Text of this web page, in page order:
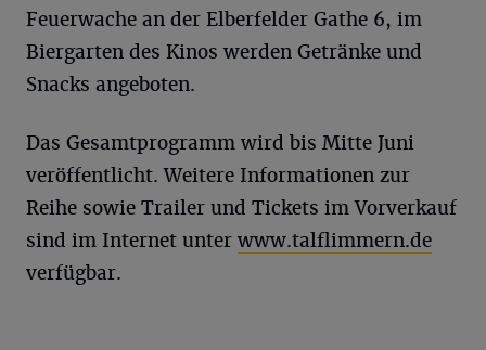
Feuerwache an der Elberfelder Gathe 6, im
Biergarten des Kinos werden Getränke und
Snacks angeboten.
Das Gesamtprogramm wird bis Mitte Juni
veröffentlicht. Weitere Informationen zur
Reihe sowie Trailer und Tickets im Vorverkauf
sind im Internet unter www.talflimmern.de
verfügbar.